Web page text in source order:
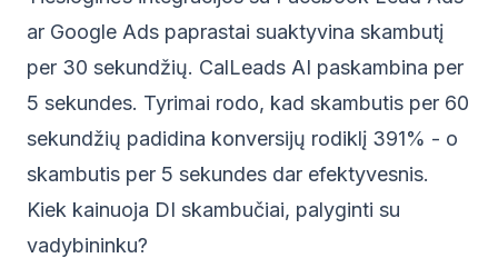
ar Google Ads paprastai suaktyvina skambutį
per 30 sekundžių. CalLeads AI paskambina per
5 sekundes. Tyrimai rodo, kad skambutis per 60
sekundžių padidina konversijų rodiklį 391% - o
skambutis per 5 sekundes dar efektyvesnis.
Kiek kainuoja DI skambučiai, palyginti su
vadybininku?